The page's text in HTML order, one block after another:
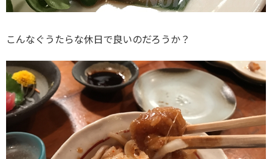
こんなぐうたらな休日で良いのだろうか？